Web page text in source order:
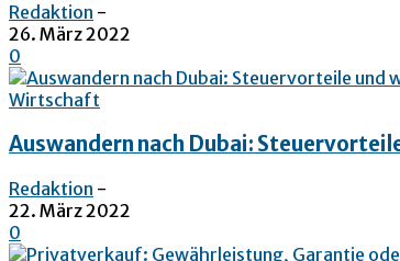
Redaktion -
26. März 2022
0
Wirtschaft
Auswandern nach Dubai:
Redaktion -
22. März 2022
0